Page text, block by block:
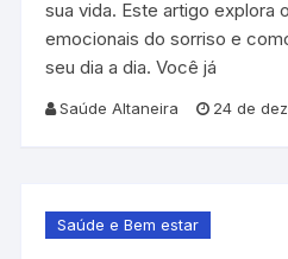
sua vida. Este artigo explora
emocionais do sorriso e
seu dia a dia. Você já
Saúde Altaneira 24 de
Saúde e Bem estar